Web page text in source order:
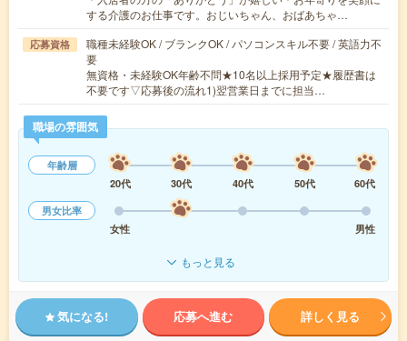
する介護のお仕事です。おじいちゃん、おばあちゃ…
応募資格
職種未経験OK / ブランクOK / パソコンスキル不要 / 英語力不
要
無資格・未経験OK年齢不問★10名以上採用予定★履歴書は
不要です▽応募後の流れ1)翌営業日までに担当…
職場の雰囲気
年齢層
20代
30代 40代 50代
60代
男女比率
女性
男性
もっと見る
気になる! 応募へ進む 詳しく見る